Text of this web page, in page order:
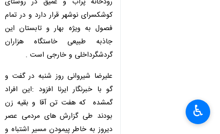
کوشکسرای نوشهر قرار دارد و در تمام
فصول به ویژه بهار و تابستان این
جاذبه طبیعی خاستگاه هزاران
گردشگرداخلی و خارجی است .
علیرضا شیروانی روز شنبه در گفت و
گو با خبرنگار ایرنا افزود :این افراد
گمشده که هفت تن آقا و بقیه زن
بودند طی گزارش های مردمی عصر
دیروز به خاطر پیمودن مسیر اشتباه و
♿︎